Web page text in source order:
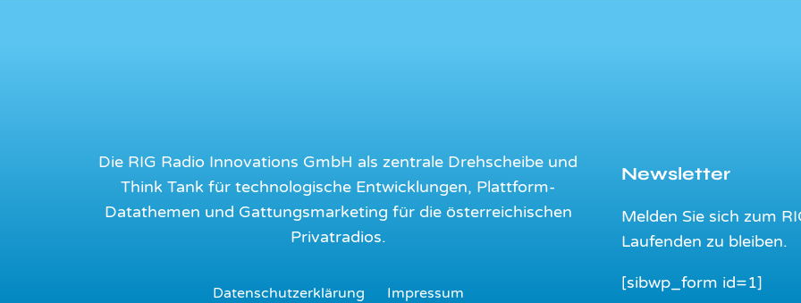
Die RIG Radio Innovations GmbH als zentrale Drehscheibe und
Think Tank für technologische Entwicklungen, Plattform-
Datathemen und Gattungsmarketing für die österreichischen
Privatradios.
Datenschutzerklärung Impressum
Newsletter
Melden Sie sich zum
Laufenden zu bleiben.
[sibwp_form id=1]